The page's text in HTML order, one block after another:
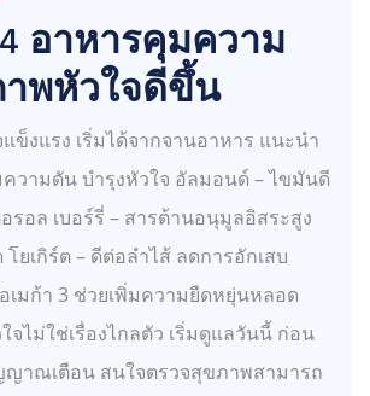
อาหารคุมความ
พหัวใจดีขึ้น
ข็งแรง เริ่มได้จากจานอาหาร แนะนำ
วามดัน บำรุงหัวใจ อัลมอนด์ – ไขมันดี
รอล เบอร์รี่ – สารต้านอนุมูลอิสระสูง
ยเกิร์ต – ดีต่อลำไส้ ลดการอักเสบ
เมก้า 3 ช่วยเพิ่มความยืดหยุ่นหลอด
จไม่ใช่เรื่องไกลตัว เริ่มดูแลวันนี้ ก่อน
ญาณเตือน สนใจตรวจสุขภาพสามารถ